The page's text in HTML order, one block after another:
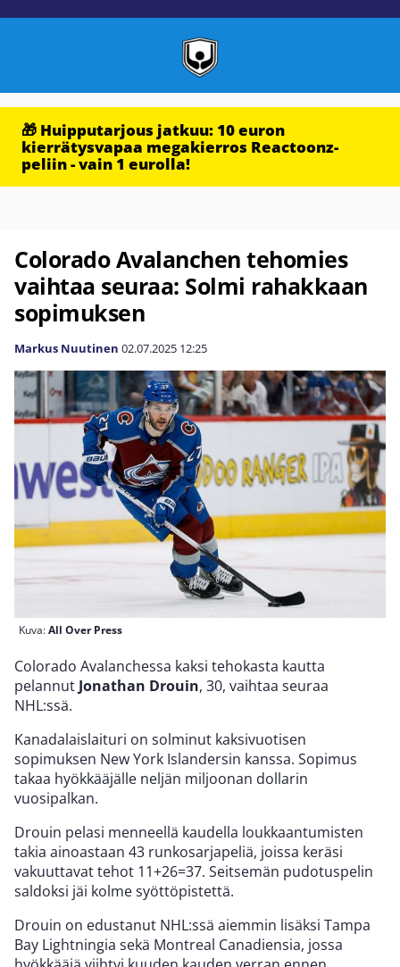
🎁 Huipputarjous jatkuu: 10 euron
kierrätysvapaa megakierros Reactoonz-
peliin - vain 1 eurolla!
Colorado Avalanchen tehomies
vaihtaa seuraa: Solmi rahakkaan
sopimuksen
Markus Nuutinen 02.07.2025 12:25
Kuva:All Over Press
Colorado Avalanchessa kaksi tehokasta kautta
pelannut Jonathan Drouin, 30, vaihtaa seuraa
NHL:ssä.
Kanadalaislaituri on solminut kaksivuotisen
sopimuksen New York Islandersin kanssa. Sopimus
takaa hyökkääjälle neljän miljoonan dollarin
vuosipalkan.
Drouin pelasi menneellä kaudella loukkaantumisten
takia ainoastaan 43 runkosarjapeliä, joissa keräsi
vakuuttavat tehot 11+26=37. Seitsemän pudotuspelin
saldoksi jäi kolme syöttöpistettä.
Drouin on edustanut NHL:ssä aiemmin lisäksi Tampa
Bay Lightningia sekä Montreal Canadiensia, jossa